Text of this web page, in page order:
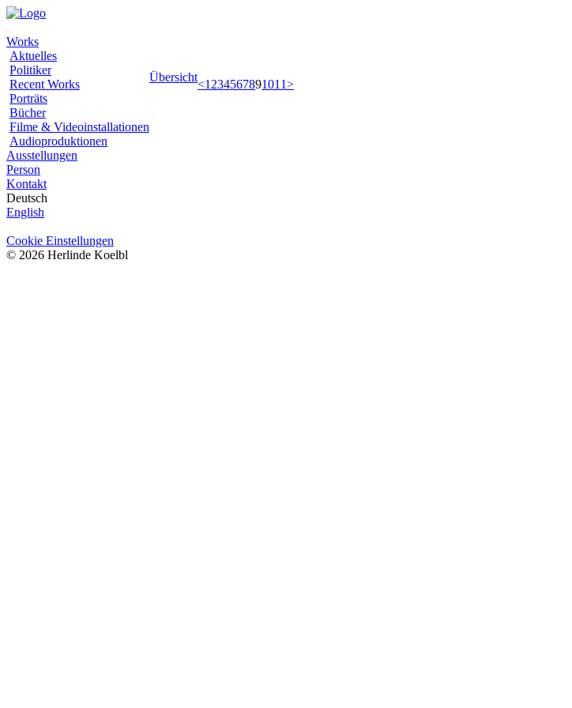
Works
Aktuelles
Politiker
Recent Works
Porträts
Bücher
Filme & Videoinstallationen
Audioproduktionen
Ausstellungen
Person
Kontakt
Deutsch
English
Cookie Einstellungen
Übersicht
<1 234567891011>
© 2026 Herlinde Koelbl